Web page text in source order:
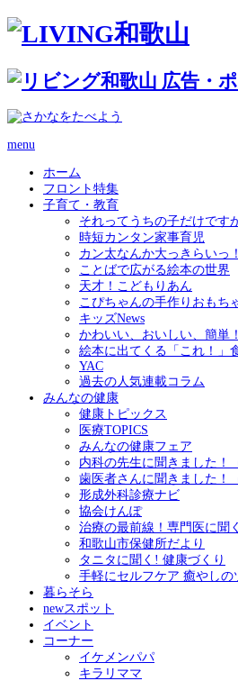
menu
ホーム
フロント特集
子育て・教育
それってうちの子だけです
時短カンタン家事育児
カン太なんか大っきらいっ！
ことばで広がる絵本の世界
天才！こどもりあん
こぴちゃんの手作りおもち
キッズNews
かわいい、おいしい、簡単
絵本に出てくる「これ！」
YAC
過去の人気連載コラム
みんなの健康
健康トピックス
医療TOPICS
みんなの健康フェア
内科の先生に聞きました！
歯医者さんに聞きました！
形成外科診療ナビ
協会けんぽ
治療の最前線！専門医に聞く
和歌山市保健所だより
タニタに聞く! 健康づくり
手軽にセルフケア 癒やしの
暮らそら
newスポット
イベント
コーナー
イケメンパパ
キラリママ